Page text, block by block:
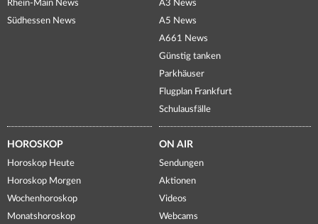
Rhein-Main News
Südhessen News
A3 News
A5 News
A661 News
Günstig tanken
Parkhäuser
Flugplan Frankfurt
Schulausfälle
HOROSKOP
Horoskop Heute
Horoskop Morgen
Wochenhoroskop
Monatshoroskop
ON AIR
Sendungen
Aktionen
Videos
Webcams